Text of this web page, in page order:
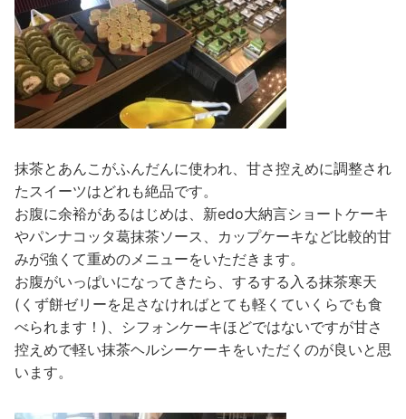
抹茶とあんこがふんだんに使われ、甘さ控えめに調整され
たスイーツはどれも絶品です。
お腹に余裕があるはじめは、新edo大納言ショートケーキ
やパンナコッタ葛抹茶ソース、カップケーキなど比較的甘
みが強くて重めのメニューをいただきます。
お腹がいっぱいになってきたら、するする入る抹茶寒天
(くず餅ゼリーを足さなければとても軽くていくらでも食
べられます！)、シフォンケーキほどではないですが甘さ
控えめで軽い抹茶ヘルシーケーキをいただくのが良いと思
います。